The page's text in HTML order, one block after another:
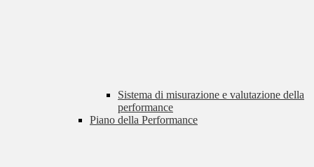
Sistema di misurazione e valutazione della
performance
Piano della Performance